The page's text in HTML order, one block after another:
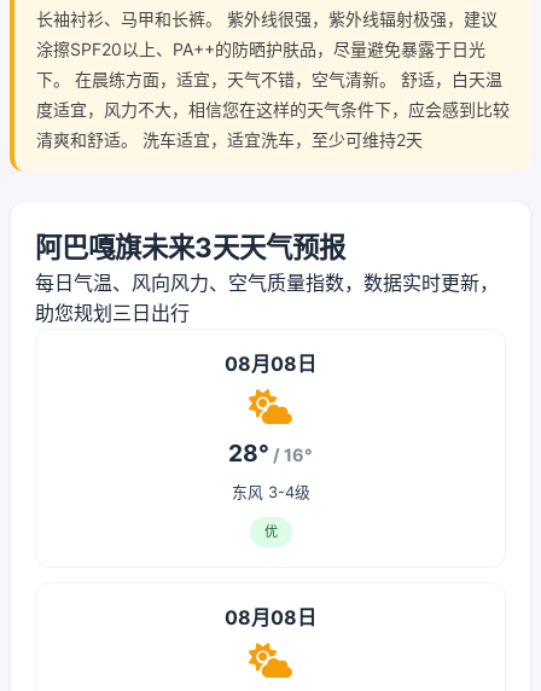
长袖衬衫、马甲和长裤。 紫外线很强，紫外线辐射极强，建议
涂擦SPF20以上、PA++的防晒护肤品，尽量避免暴露于日光
下。 在晨练方面，适宜，天气不错，空气清新。 舒适，白天温
度适宜，风力不大，相信您在这样的天气条件下，应会感到比较
清爽和舒适。 洗车适宜，适宜洗车，至少可维持2天
阿巴嘎旗未来3天天气预报
每日气温、风向风力、空气质量指数，数据实时更新，
助您规划三日出行
08月08日
28° / 16°
东风 3-4级
优
08月08日